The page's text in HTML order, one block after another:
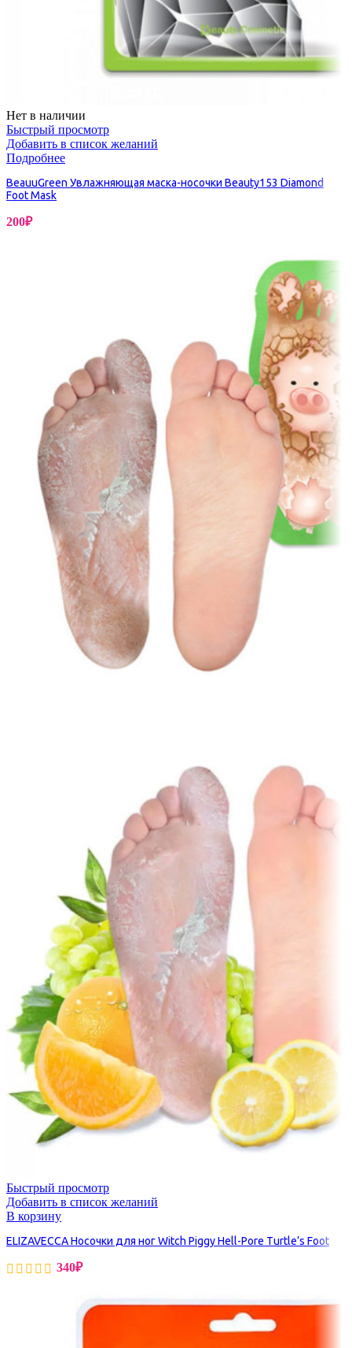
Нет в наличии
Быстрый просмотр
Добавить в список желаний
Подробнее
BeauuGreen Увлажняющая маска-носочки Beauty153 Diamond
Foot Mask
200₽
Быстрый просмотр
Добавить в список желаний
В корзину
ELIZAVECCA Носочки для ног Witch Piggy Hell-Pore Turtle’s Foot
340₽